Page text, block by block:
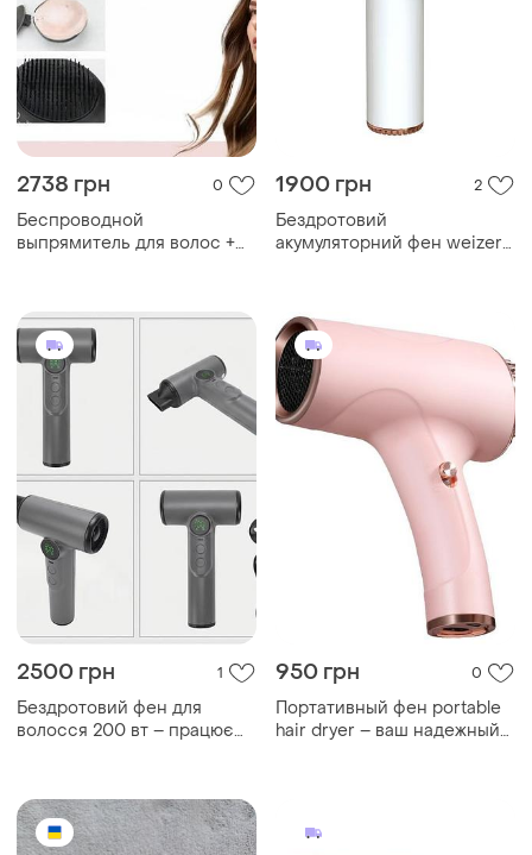
2738 грн 0
Беспроводной
выпрямитель для волос +
черный top shop ua_
1900 грн 2
Бездротовий
акумуляторний фен weizer
2500 грн 1
Бездротовий фен для
волосся 200 вт – працює
950 грн 0
Портативный фен portable
hair dryer – ваш надежный